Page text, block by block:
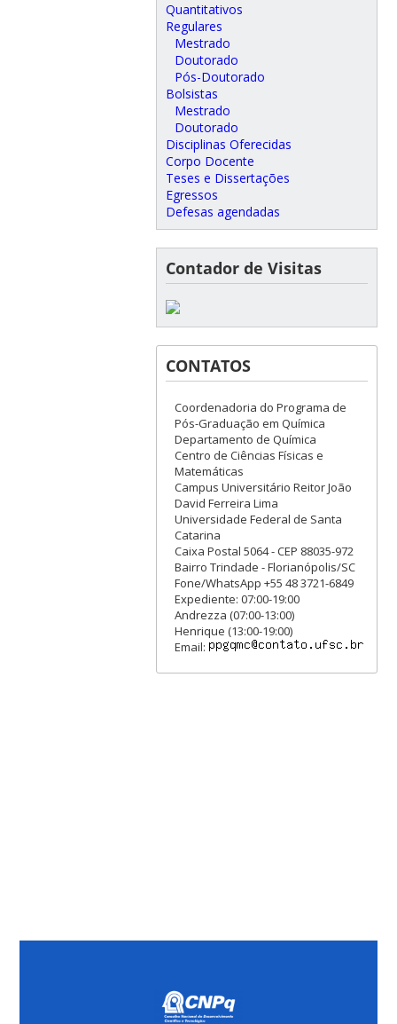
Quantitativos
Regulares
Mestrado
Doutorado
Pós-Doutorado
Bolsistas
Mestrado
Doutorado
Disciplinas Oferecidas
Corpo Docente
Teses e Dissertações
Egressos
Defesas agendadas
Contador de Visitas
CONTATOS
Coordenadoria do Programa de
Pós-Graduação em Química
Departamento de Química
Centro de Ciências Físicas e
Matemáticas
Campus Universitário Reitor João
David Ferreira Lima
Universidade Federal de Santa
Catarina
Caixa Postal 5064 - CEP 88035-972
Bairro Trindade - Florianópolis/SC
Fone/WhatsApp +55 48 3721-6849
Expediente: 07:00-19:00
Andrezza (07:00-13:00)
Henrique (13:00-19:00)
Email: